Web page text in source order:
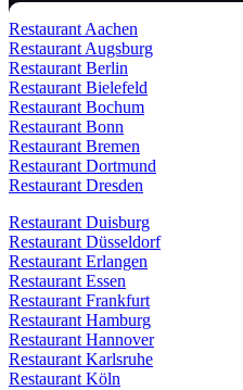
Restaurant Aachen
Restaurant Augsburg
Restaurant Berlin
Restaurant Bielefeld
Restaurant Bochum
Restaurant Bonn
Restaurant Bremen
Restaurant Dortmund
Restaurant Dresden
Restaurant Duisburg
Restaurant Düsseldorf
Restaurant Erlangen
Restaurant Essen
Restaurant Frankfurt
Restaurant Hamburg
Restaurant Hannover
Restaurant Karlsruhe
Restaurant Köln